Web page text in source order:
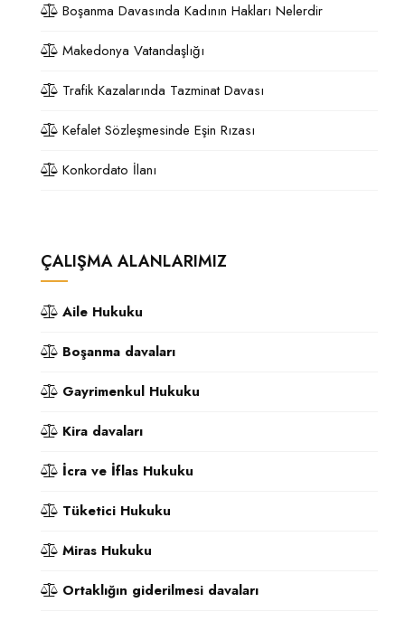
Boşanma Davasında Kadının Hakları Nelerdir
Makedonya Vatandaşlığı
Trafik Kazalarında Tazminat Davası
Kefalet Sözleşmesinde Eşin Rızası
Konkordato İlanı
ÇALIŞMA ALANLARIMIZ
Aile Hukuku
Boşanma davaları
Gayrimenkul Hukuku
Kira davaları
İcra ve İflas Hukuku
Tüketici Hukuku
Miras Hukuku
Ortaklığın giderilmesi davaları